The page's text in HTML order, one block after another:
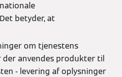
betyder, at
om tjenestens
anvendes produkter til
- levering af oplysninger